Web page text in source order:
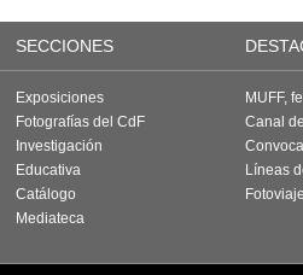
SECCIONES
Exposiciones
Fotografías del CdF
Investigación
Educativa
Catálogo
Mediateca
MUFF,
Canal
Líneas